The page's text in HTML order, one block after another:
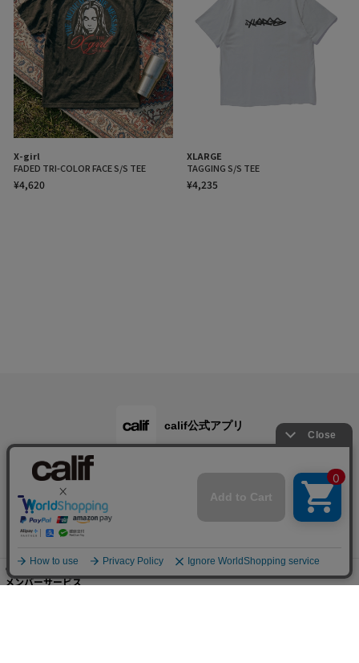
X-girl
FADED TRI-COLOR FACE S/S TEE
¥4,620
XLARGE
TAGGING S/S TEE
¥4,235
ご利用ガイド
メンバーサービス
calif公式アプリ